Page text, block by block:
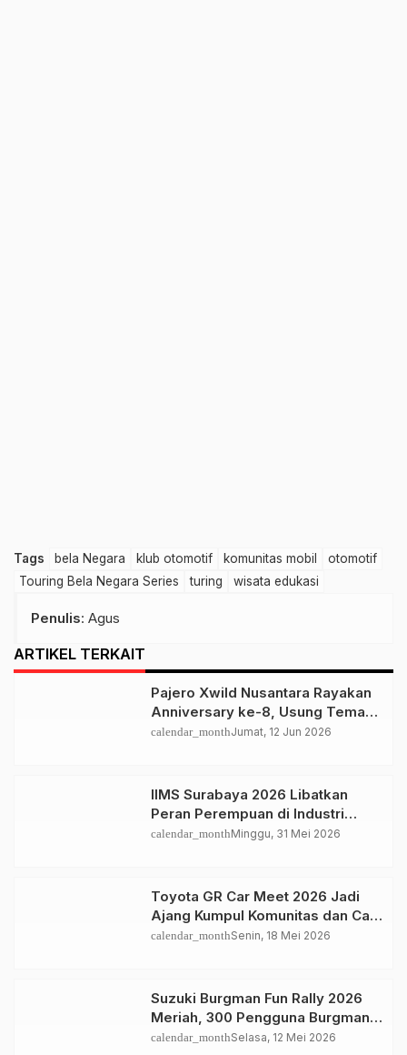
Tags bela Negara klub otomotif komunitas mobil
otomotif
Touring Bela Negara Series
turing wisata edukasi
Penulis: Agus
ARTIKEL TERKAIT
Pajero Xwild Nusantara Rayakan
Anniversary ke-8, Usung Tema
“Strong Together, Moving With
calendar_monthJumat, 12 Jun 2026
IIMS Surabaya 2026 Libatkan
Peran Perempuan di Industri
Otomotif
calendar_monthMinggu, 31 Mei 2026
Toyota GR Car Meet 2026 Jadi
Ajang Kumpul Komunitas dan Car
Culture Terbesar di Indonesia
calendar_monthSenin, 18 Mei 2026
Suzuki Burgman Fun Rally 2026
Meriah, 300 Pengguna Burgman
Ramaikan Bekasi
calendar_monthSelasa, 12 Mei 2026